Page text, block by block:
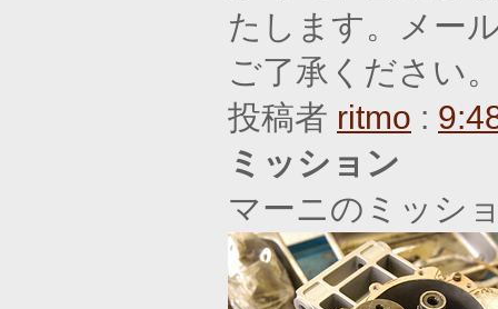
たします。メー
ご了承ください
投稿者 ritmo :
ミッション
マーニのミッシ